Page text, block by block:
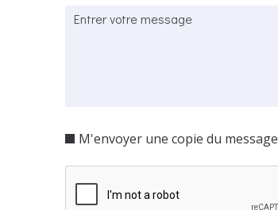
M'envoyer une copie du message